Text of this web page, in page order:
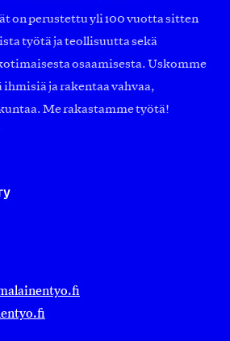
on perustettu yli 100 vuotta sitten
työtä ja teollisuutta sekä
osaamisesta. Uskomme
ja rakentaa vahvaa,
Me rakastamme työtä!